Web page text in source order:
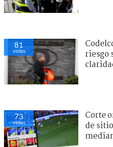
81
visitas
riesgo
73
visitas
Corte
de